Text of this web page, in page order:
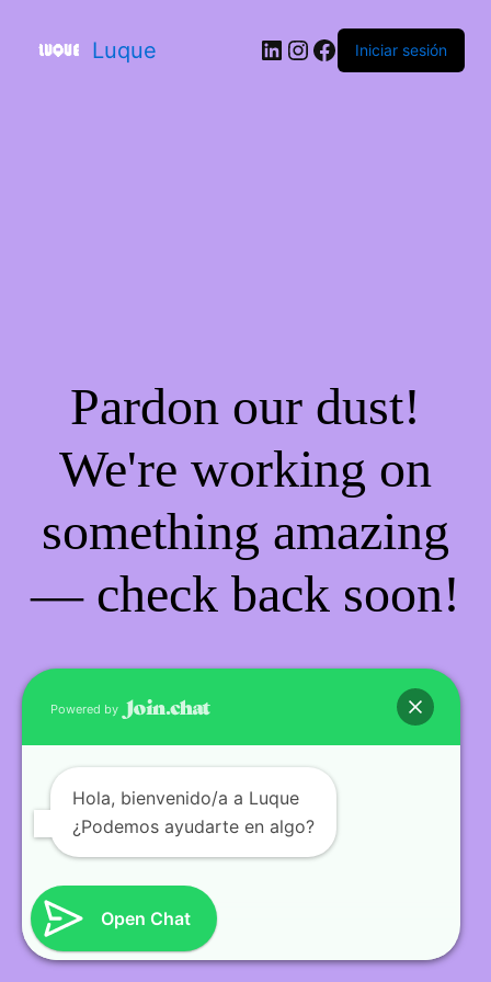
Luque Iniciar sesión
Pardon our dust!
We're working on
something amazing
— check back soon!
Powered by
Hola, bienvenido/a a Luque
¿Podemos ayudarte en algo?
Open Chat